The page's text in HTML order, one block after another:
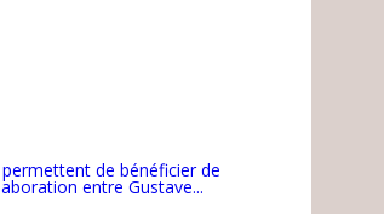
de bénéficier de
entre Gustave...